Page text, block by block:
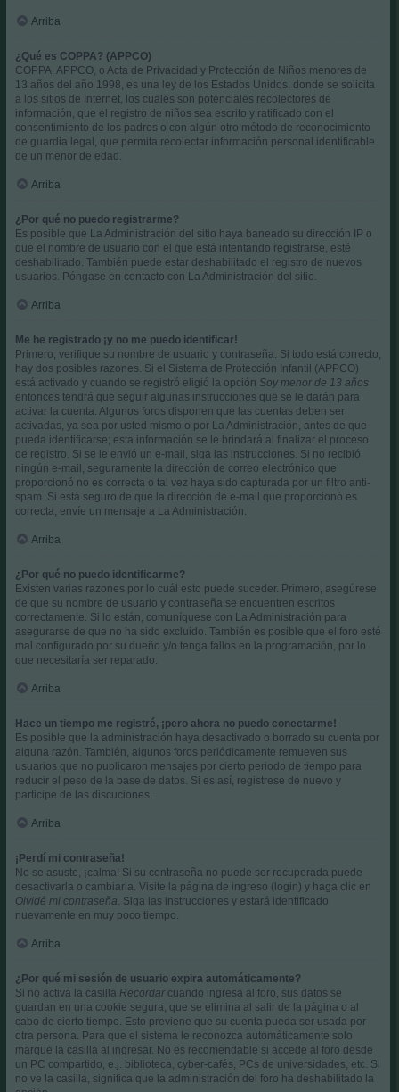
Arriba
¿Qué es COPPA? (APPCO)
COPPA, APPCO, o Acta de Privacidad y Protección de Niños menores de
13 años del año 1998, es una ley de los Estados Unidos, donde se solicita
a los sitios de Internet, los cuales son potenciales recolectores de
información, que el registro de niños sea escrito y ratificado con el
consentimiento de los padres o con algún otro método de reconocimiento
de guardia legal, que permita recolectar información personal identificable
de un menor de edad.
Arriba
¿Por qué no puedo registrarme?
Es posible que La Administración del sitio haya baneado su dirección IP o
que el nombre de usuario con el que está intentando registrarse, esté
deshabilitado. También puede estar deshabilitado el registro de nuevos
usuarios. Póngase en contacto con La Administración del sitio.
Arriba
Me he registrado ¡y no me puedo identificar!
Primero, verifique su nombre de usuario y contraseña. Si todo está correcto,
hay dos posibles razones. Si el Sistema de Protección Infantil (APPCO)
está activado y cuando se registró eligió la opción Soy menor de 13 años
entonces tendrá que seguir algunas instrucciones que se le darán para
activar la cuenta. Algunos foros disponen que las cuentas deben ser
activadas, ya sea por usted mismo o por La Administración, antes de que
pueda identificarse; esta información se le brindará al finalizar el proceso
de registro. Si se le envió un e-mail, siga las instrucciones. Si no recibió
ningún e-mail, seguramente la dirección de correo electrónico que
proporcionó no es correcta o tal vez haya sido capturada por un filtro anti-
spam. Si está seguro de que la dirección de e-mail que proporcionó es
correcta, envíe un mensaje a La Administración.
Arriba
¿Por qué no puedo identificarme?
Existen varias razones por lo cuál esto puede suceder. Primero, asegúrese
de que su nombre de usuario y contraseña se encuentren escritos
correctamente. Si lo están, comuníquese con La Administración para
asegurarse de que no ha sido excluido. También es posible que el foro esté
mal configurado por su dueño y/o tenga fallos en la programación, por lo
que necesitaría ser reparado.
Arriba
Hace un tiempo me registré, ¡pero ahora no puedo conectarme!
Es posible que la administración haya desactivado o borrado su cuenta por
alguna razón. También, algunos foros periódicamente remueven sus
usuarios que no publicaron mensajes por cierto periodo de tiempo para
reducir el peso de la base de datos. Si es así, registrese de nuevo y
participe de las discuciones.
Arriba
¡Perdí mi contraseña!
No se asuste, ¡calma! Si su contraseña no puede ser recuperada puede
desactivarla o cambiarla. Visite la página de ingreso (login) y haga clic en
Olvidé mi contraseña . Siga las instrucciones y estará identificado
nuevamente en muy poco tiempo.
Arriba
¿Por qué mi sesión de usuario expira automáticamente?
Si no activa la casilla Recordar cuando ingresa al foro, sus datos se
guardan en una cookie segura, que se elimina al salir de la página o al
cabo de cierto tiempo. Esto previene que su cuenta pueda ser usada por
otra persona. Para que el sistema le reconozca automáticamente solo
marque la casilla al ingresar. No es recomendable si accede al foro desde
un PC compartido, e.j. biblioteca, cyber-cafés, PCs de universidades, etc. Si
no ve la casilla, significa que la administración del foro ha deshabilitado la